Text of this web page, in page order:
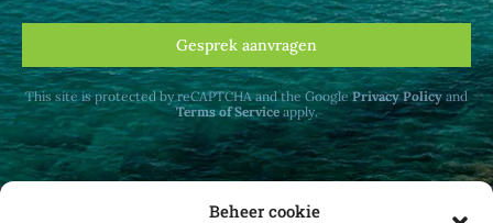
Beheer cookie
Gesprek aanvragen
This site is protected by reCAPTCHA and the GooglePrivacy Policyand
Terms of Serviceapply.